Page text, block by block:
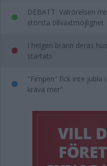
DEBATT: Valrörelsen
största tillväxtmöjlighet
I helgen brann deras
startats
"Fimpen" fick inte jubla
kräva mer"